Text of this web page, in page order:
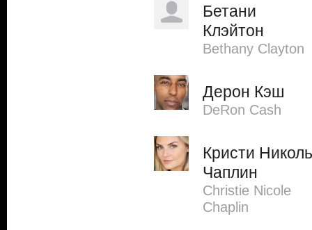
Бетани
Клэйтон
Bethany Clayton
Дерон Кэш
DeRon Cash
Кристи Николь
Чаплин
Christie Nicole
Chaplin